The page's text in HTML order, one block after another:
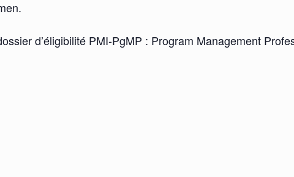
d’éligibilité PMI-PgMP : Program Management